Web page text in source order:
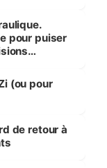
pour puiser
(ou pour
de retour à